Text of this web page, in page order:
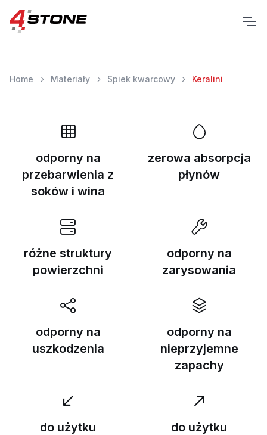
Home Materiały Spiek kwarcowy Keralini
odporny na
przebarwienia z
soków i wina
zerowa absorpcja
płynów
różne struktury
powierzchni
odporny na
zarysowania
odporny na
uszkodzenia
odporny na
nieprzyjemne
zapachy
do użytku
do użytku